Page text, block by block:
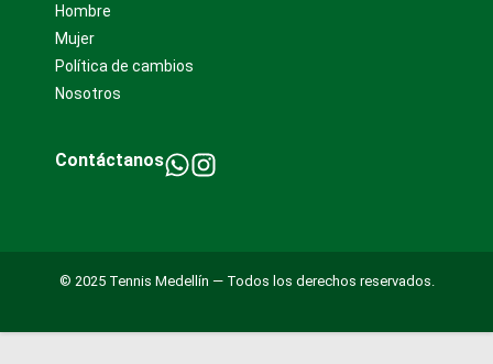
Hombre
Mujer
Política de cambios
Nosotros
Contáctanos
© 2025 Tennis Medellín — Todos los derechos reservados.